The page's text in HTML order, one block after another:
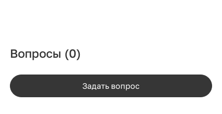
Вопросы (0)
Задать вопрос